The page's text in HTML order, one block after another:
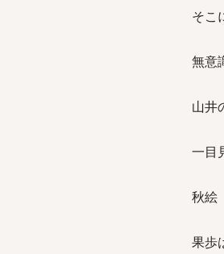
そこ
無意
山井
一目
秋絵
果歩